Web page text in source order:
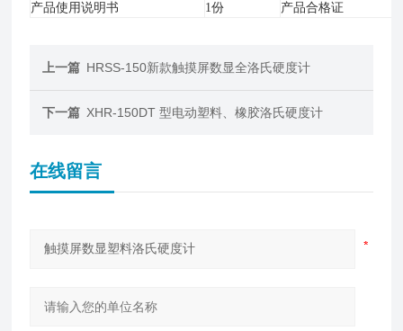
产品使用说明书
1份 产品合格证
上一篇 HRSS-150新款触摸屏数显全洛氏硬度计
下一篇 XHR-150DT 型电动塑料、橡胶洛氏硬度计
在线留言